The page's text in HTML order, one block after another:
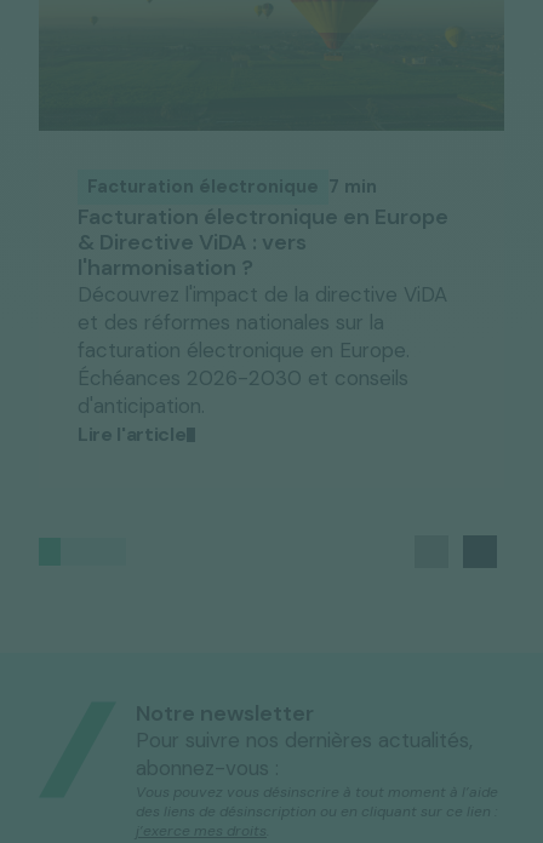
Facturation électronique 7 min
Facturation électronique en Europe
& Directive ViDA : vers
l'harmonisation ?
Découvrez l'impact de la directive ViDA
et des réformes nationales sur la
facturation électronique en Europe.
Échéances 2026-2030 et conseils
d'anticipation.
Lire l'article
Notre newsletter
Pour suivre nos dernières actualités,
abonnez-vous :
Vous pouvez vous désinscrire à tout moment à l’aide
des liens de désinscription ou en cliquant sur ce lien :
j’exerce mes droits